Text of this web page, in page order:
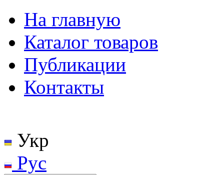
На главную
Каталог товаров
Публикации
Контакты
Укр
Рус